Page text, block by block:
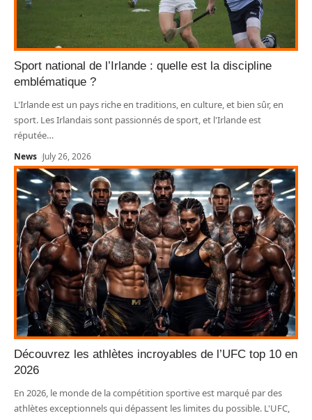
Sport national de l’Irlande : quelle est la discipline
emblématique ?
L'Irlande est un pays riche en traditions, en culture, et bien sûr, en
sport. Les Irlandais sont passionnés de sport, et l'Irlande est
réputée…
News July 26, 2026
Découvrez les athlètes incroyables de l’UFC top 10 en
2026
En 2026, le monde de la compétition sportive est marqué par des
athlètes exceptionnels qui dépassent les limites du possible. L'UFC,